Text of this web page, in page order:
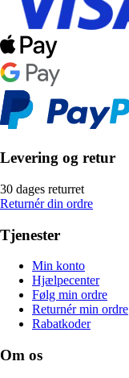
Levering og retur
30 dages returret
Returnér din ordre
Tjenester
Min konto
Hjælpecenter
Følg min ordre
Returnér min ordre
Rabatkoder
Om os